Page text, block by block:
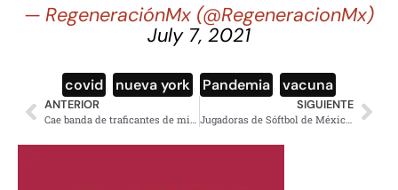
— RegeneraciónMx (@RegeneracionMx)
July 7, 2021
covid nueva york Pandemia vacuna
ANTERIOR
Cae banda de traficantes de migrantes en Mexicali
SIGUIENTE
Jugadoras de Sóftbol de México tiran sus uniformes a la basura; serán sancionadas